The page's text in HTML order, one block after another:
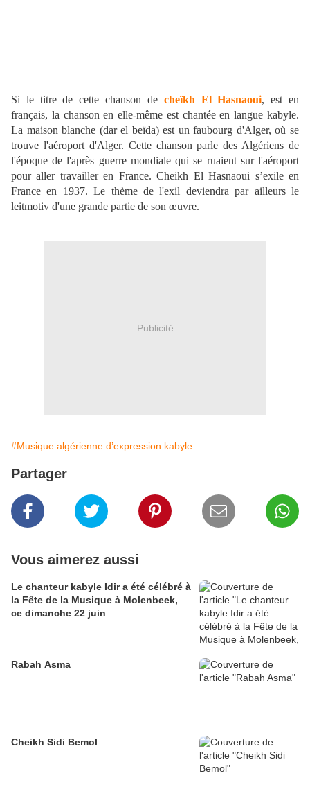
Si le titre de cette chanson de cheïkh El Hasnaoui, est en
français, la chanson en elle-même est chantée en langue kabyle.
La maison blanche (dar el beïda) est un faubourg d'Alger, où se
trouve l'aéroport d'Alger. Cette chanson parle des Algériens de
l'époque de l'après guerre mondiale qui se ruaient sur l'aéroport
pour aller travailler en France. Cheikh El Hasnaoui s’exile en
France en 1937. Le thème de l'exil deviendra par ailleurs le
leitmotiv d'une grande partie de son œuvre.
Publicité
#Musique algérienne d’expression kabyle
Partager
Vous aimerez aussi
Le chanteur kabyle Idir a été célébré à
la Fête de la Musique à Molenbeek,
ce dimanche 22 juin
Rabah Asma
Cheikh Sidi Bemol